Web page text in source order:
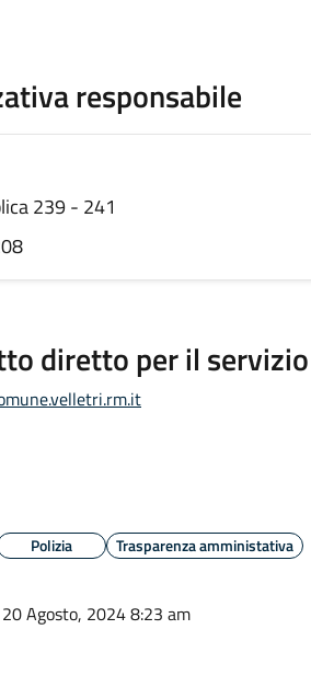
responsabile
239 - 241
diretto per il servizio
Polizia Trasparenza amministativa
Agosto, 2024 8:23 am